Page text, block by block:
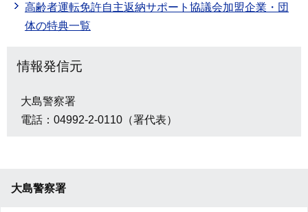
高齢者運転免許自主返納サポート協議会加盟企業・団
体の特典一覧
情報発信元
大島警察署
電話：04992-2-0110（署代表）
大島警察署